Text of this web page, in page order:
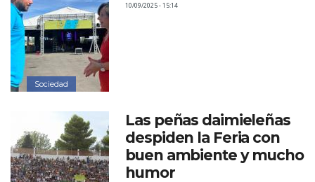
Sociedad
10/09/2025 - 15:14
Las peñas daimieleñas
despiden la Feria con
buen ambiente y mucho
humor